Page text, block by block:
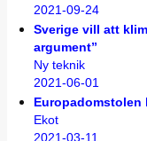
2021-09-24
Sverige vill att
argument”
Ny teknik
2021-06-01
Europadomstolen
Ekot
2021-03-11